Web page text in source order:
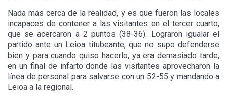
Nada más cerca de la realidad, y es que fueron las locales
incapaces de contener a las visitantes en el tercer cuarto,
que se acercaron a 2 puntos (38-36). Lograron igualar el
partido ante un Leioa titubeante, que no supo defenderse
bien y para cuando quiso hacerlo, ya era demasiado tarde,
en un final de infarto donde las visitantes aprovecharon la
línea de personal para salvarse con un 52-55 y mandando a
Leioa a la regional.